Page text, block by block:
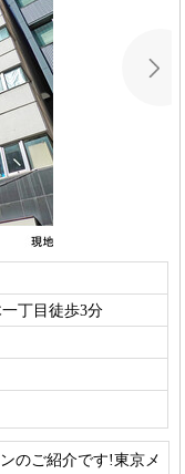
丁目徒歩3分
のご紹介です!東京メ